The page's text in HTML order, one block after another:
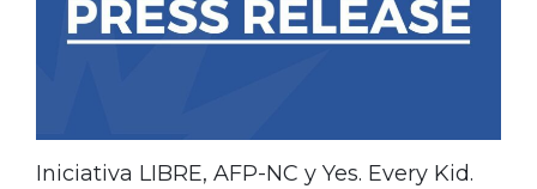
Iniciativa LIBRE, AFP-NC y Yes. Every Kid.